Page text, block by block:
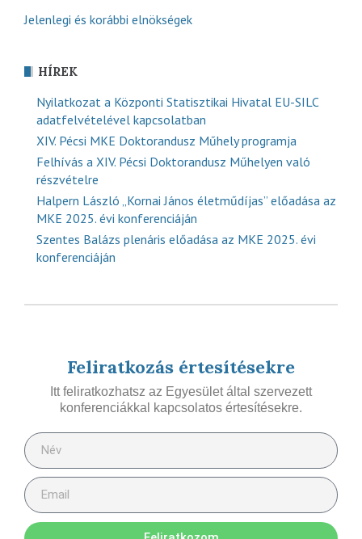
Jelenlegi és korábbi elnökségek
HÍREK
Nyilatkozat a Központi Statisztikai Hivatal EU-SILC
adatfelvételével kapcsolatban
XIV. Pécsi MKE Doktorandusz Műhely programja
Felhívás a XIV. Pécsi Doktorandusz Műhelyen való
részvételre
Halpern László „Kornai János életműdíjas” előadása az
MKE 2025. évi konferenciáján
Szentes Balázs plenáris előadása az MKE 2025. évi
konferenciáján
Feliratkozás értesítésekre
Itt feliratkozhatsz az Egyesület által szervezett
konferenciákkal kapcsolatos értesítésekre.